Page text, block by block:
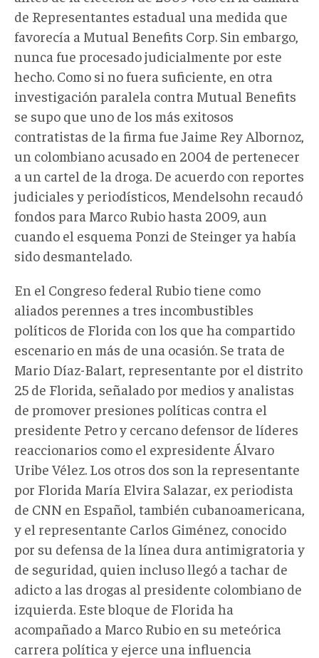
de Representantes estadual una medida que
favorecía a Mutual Benefits Corp. Sin embargo,
nunca fue procesado judicialmente por este
hecho. Como si no fuera suficiente, en otra
investigación paralela contra Mutual Benefits
se supo que uno de los más exitosos
contratistas de la firma fue Jaime Rey Albornoz,
un colombiano acusado en 2004 de pertenecer
a un cartel de la droga. De acuerdo con reportes
judiciales y periodísticos, Mendelsohn recaudó
fondos para Marco Rubio hasta 2009, aun
cuando el esquema Ponzi de Steinger ya había
sido desmantelado.
En el Congreso federal Rubio tiene como
aliados perennes a tres incombustibles
políticos de Florida con los que ha compartido
escenario en más de una ocasión. Se trata de
Mario Díaz-Balart, representante por el distrito
25 de Florida, señalado por medios y analistas
de promover presiones políticas contra el
presidente Petro y cercano defensor de líderes
reaccionarios como el expresidente Álvaro
Uribe Vélez. Los otros dos son la representante
por Florida María Elvira Salazar, ex periodista
de CNN en Español, también cubanoamericana,
y el representante Carlos Giménez, conocido
por su defensa de la línea dura antimigratoria y
de seguridad, quien incluso llegó a tachar de
adicto a las drogas al presidente colombiano de
izquierda. Este bloque de Florida ha
acompañado a Marco Rubio en su meteórica
carrera política y ejerce una influencia